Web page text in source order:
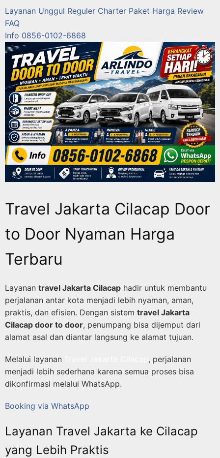
Layanan Unggul Reguler Charter Paket Harga Review
FAQ
Info 0856-0102-6868
Travel Jakarta Cilacap Door
to Door Nyaman Harga
Terbaru
Layanan travel Jakarta Cilacap hadir untuk membantu
perjalanan antar kota menjadi lebih nyaman, aman,
praktis, dan efisien. Dengan sistem travel Jakarta
Cilacap door to door, penumpang bisa dijemput dari
alamat asal dan diantar langsung ke alamat tujuan.
Melalui layanan
, perjalanan
menjadi lebih sederhana karena semua proses bisa
dikonfirmasi melalui WhatsApp.
Booking via WhatsApp
Layanan Travel Jakarta ke Cilacap
yang Lebih Praktis